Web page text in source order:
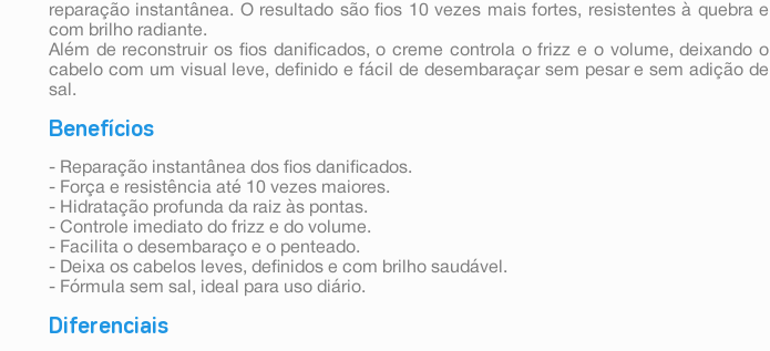
reparação instantânea. O resultado são fios 10 vezes mais fortes, resistentes à quebra e
com brilho radiante.
Além de reconstruir os fios danificados, o creme controla o frizz e o volume, deixando o
cabelo com um visual leve, definido e fácil de desembaraçar sem pesar e sem adição de
sal.
Benefícios
- Reparação instantânea dos fios danificados.
- Força e resistência até 10 vezes maiores.
- Hidratação profunda da raiz às pontas.
- Controle imediato do frizz e do volume.
- Facilita o desembaraço e o penteado.
- Deixa os cabelos leves, definidos e com brilho saudável.
- Fórmula sem sal, ideal para uso diário.
Diferenciais